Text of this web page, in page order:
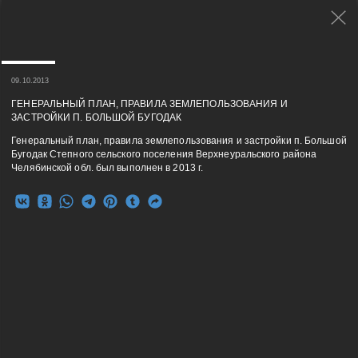
09.10.2013
ГЕНЕРАЛЬНЫЙ ПЛАН, ПРАВИЛА ЗЕМЛЕПОЛЬЗОВАНИЯ И
ЗАСТРОЙКИ П. БОЛЬШОЙ БУГОДАК
Генеральный план, правила землепользования и застройки п. Большой
Бугодак Степного сельского поселения Верхнеуральского района
Челябинской обл. был выполнен в 2013 г.